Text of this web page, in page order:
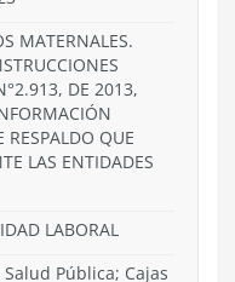
MATERNALES.
DE 2013,
RESPALDO QUE
LAS ENTIDADES
LABORAL
Pública; Cajas